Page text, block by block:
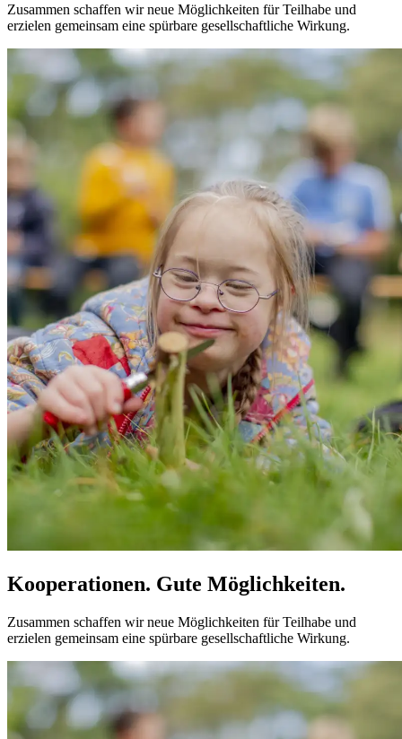
Zusammen schaffen wir neue Möglichkeiten für Teilhabe und
erzielen gemeinsam eine spürbare gesellschaftliche Wirkung.
Kooperationen. Gute Möglich­keiten.
Zusammen schaffen wir neue Möglichkeiten für Teilhabe und
erzielen gemeinsam eine spürbare gesellschaftliche Wirkung.